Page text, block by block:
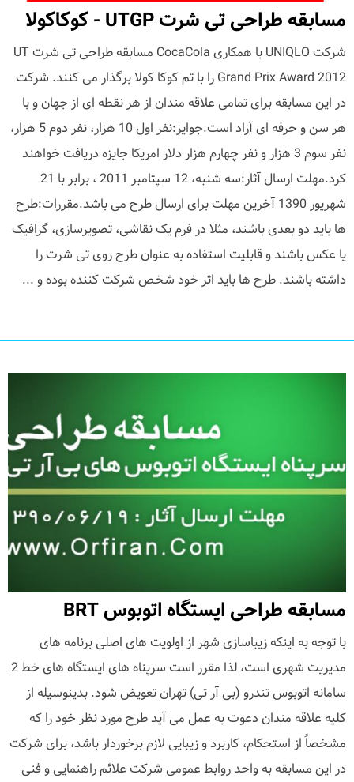
مسابقه طراحی تی شرت UTGP - کوکاکولا
شرکت UNIQLO با همکاری CocaCola مسابقه طراحی تی شرت UT
Grand Prix Award 2012 را با تم کوکا کولا برگذار می کنند. شرکت
در این مسابقه برای تمامی علاقه مندان از هر نقطه ای از جهان و با
هر سن و حرفه ای آزاد است.جوایز:نفر اول 10 هزار، نفر دوم 5 هزار،
نفر سوم 3 هزار و نفر چهارم هزار دلار امریکا جایزه دریافت خواهند
کرد.مهلت ارسال آثار:سه شنبه، 12 سپتامبر 2011 ، برابر با 21
شهریور 1390 آخرین مهلت برای ارسال طرح می باشد.مقررات:طرح
ها باید دو بعدی باشند، مثلا در فرم یک نقاشی، تصویرسازی، گرافیک
یا عکس باشند و قابلیت استفاده به عنوان طرح روی تی شرت را
داشته باشند. طرح ها باید اثر خود شخص شرکت کننده بوده و ...
مسابقه طراحی ایستگاه اتوبوس BRT
با توجه به اینکه زیباسازی شهر از اولویت های اصلی برنامه های
مدیریت شهری است، لذا مقرر است سرپناه های ایستگاه های خط 2
سامانه اتوبوس تندرو (بی آر تی) تهران تعویض شود. بدینوسیله از
کلیه علاقه مندان دعوت به عمل می آید طرح مورد نظر خود را که
مشخصاً از استحکام، کاربرد و زیبایی لازم برخوردار باشد، برای شرکت
در این مسابقه به واحد روابط عمومی شرکت علائم راهنمایی و فنی